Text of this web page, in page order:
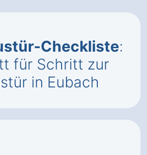
Checkliste:
für Schritt zur
in Eubach